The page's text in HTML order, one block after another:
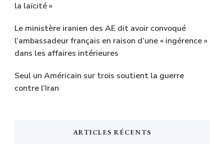
la laïcité »
Le ministère iranien des AE dit avoir convoqué
l’ambassadeur français en raison d’une « ingérence »
dans les affaires intérieures
Seul un Américain sur trois soutient la guerre
contre l’Iran
ARTICLES RÉCENTS